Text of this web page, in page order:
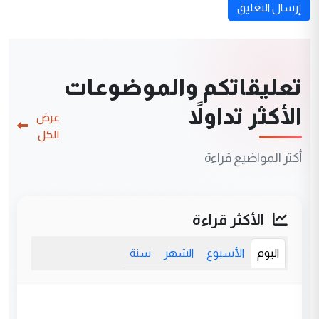
إرسال التعليق
تعليقاتكم والموضوعات
الأكثر تداولاً
أكثر المواضيع قراءة
عرض
الكل
الأكثر قراءة
اليوم الأسبوع الشهر سنة